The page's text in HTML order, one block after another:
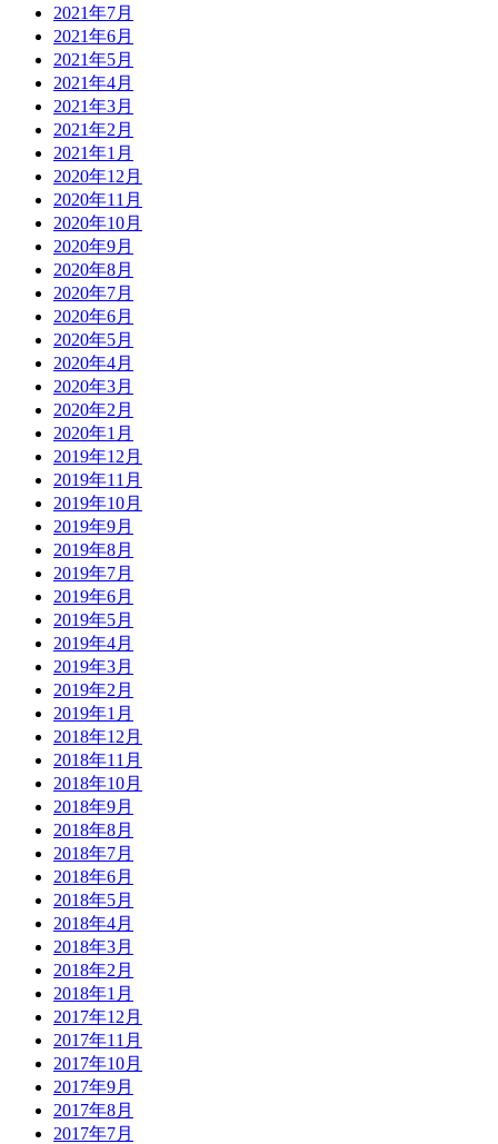
2021年7月
2021年6月
2021年5月
2021年4月
2021年3月
2021年2月
2021年1月
2020年12月
2020年11月
2020年10月
2020年9月
2020年8月
2020年7月
2020年6月
2020年5月
2020年4月
2020年3月
2020年2月
2020年1月
2019年12月
2019年11月
2019年10月
2019年9月
2019年8月
2019年7月
2019年6月
2019年5月
2019年4月
2019年3月
2019年2月
2019年1月
2018年12月
2018年11月
2018年10月
2018年9月
2018年8月
2018年7月
2018年6月
2018年5月
2018年4月
2018年3月
2018年2月
2018年1月
2017年12月
2017年11月
2017年10月
2017年9月
2017年8月
2017年7月